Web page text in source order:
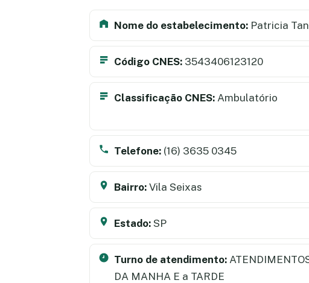
Nome do estabelecimento: Patricia
Código CNES: 3543406123120
Classificação CNES: Ambulatório
Telefone: (16) 3635 0345
Bairro: Vila Seixas
Estado: SP
Turno de atendimento:
DA MANHA E a TARDE